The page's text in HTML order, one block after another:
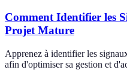
Comment Identifier les
Projet Mature
Apprenez à identifier les
afin d'optimiser sa gestion et